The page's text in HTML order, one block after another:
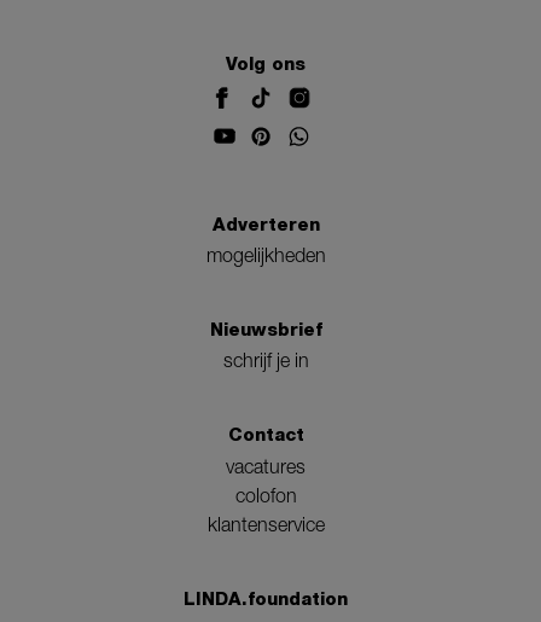
Volg ons
Adverteren
mogelijkheden
Nieuwsbrief
schrijf je in
Contact
vacatures
colofon
klantenservice
LINDA.foundation